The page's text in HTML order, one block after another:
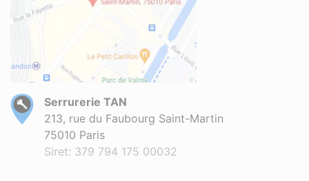
Serrurerie TAN
213, rue du Faubourg Saint-Martin
75010 Paris
Siret: 379 794 175 00032